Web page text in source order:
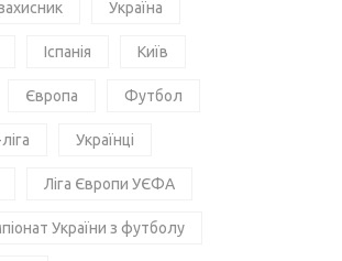
Україна
Іспанія Київ
Європа Футбол
Українці
Ліга Європи УЄФА
України з футболу